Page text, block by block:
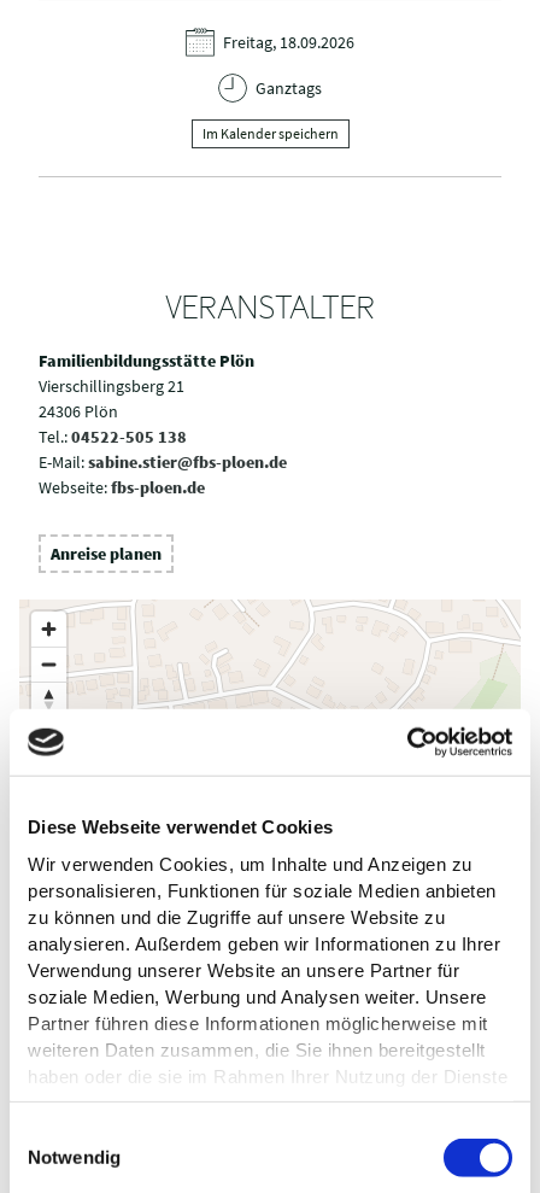
Diese Webseite verwendet Cookies
Wir verwenden Cookies, um Inhalte und Anzeigen zu
personalisieren, Funktionen für soziale Medien anbieten
zu können und die Zugriffe auf unsere Website zu
analysieren. Außerdem geben wir Informationen zu Ihrer
Verwendung unserer Website an unsere Partner für
soziale Medien, Werbung und Analysen weiter. Unsere
Partner führen diese Informationen möglicherweise mit
weiteren Daten zusammen, die Sie ihnen bereitgestellt
haben oder die sie im Rahmen Ihrer Nutzung der Dienste
gesammelt haben.
Datenschutz
Notwendig
Freitag, 18.09.2026
Ganztags
Im Kalender speichern
VERANSTALTER
Familienbildungsstätte Plön
Vierschillingsberg 21
24306 Plön
Tel.:04522-505 138
E-Mail:sabine.stier@fbs-ploen.de
Webseite:fbs-ploen.de
Anreise planen
ALLGEMEINE INFORMATIONEN